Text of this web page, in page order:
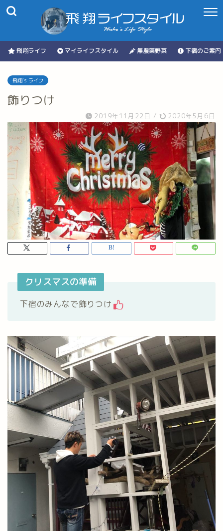
飛翔ライフ マイライフスタイル 無農薬野菜 下宿のご案内
飛翔's ライフ
飾りつけ
2019年11月22日 / 2020年5月6日
クリスマスの準備
下宿のみんなで飾りつけ